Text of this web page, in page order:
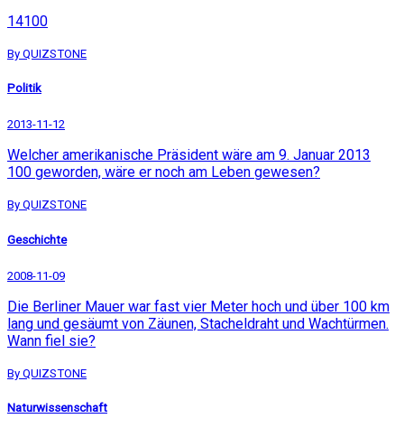
14100
By QUIZSTONE
Politik
2013-11-12
Welcher amerikanische Präsident wäre am 9. Januar 2013
100 geworden, wäre er noch am Leben gewesen?
By QUIZSTONE
Geschichte
2008-11-09
Die Berliner Mauer war fast vier Meter hoch und über 100 km
lang und gesäumt von Zäunen, Stacheldraht und Wachtürmen.
Wann fiel sie?
By QUIZSTONE
Naturwissenschaft